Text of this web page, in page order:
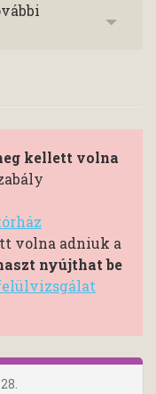
kellett volna
volna adniuk a
nyújthat be